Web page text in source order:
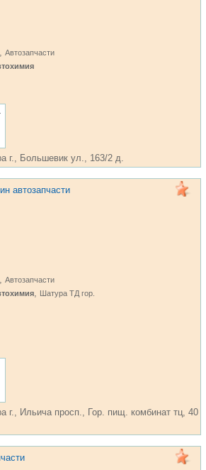
, Автозапчасти
г., Большевик ул., 163/2 д.
автозапчасти
, Автозапчасти
, Шатура ТД гор.
г., Ильича просп., Гор. пищ. комбинат тц, 40